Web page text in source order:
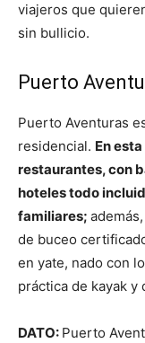
viajeros que
sin bullicio.
Puerto
Puerto Aventuras
residencial. En
restaurantes, con
hoteles todo
familiares;
de buceo
en yate, nado con
práctica de kayak y
DATO: Puerto